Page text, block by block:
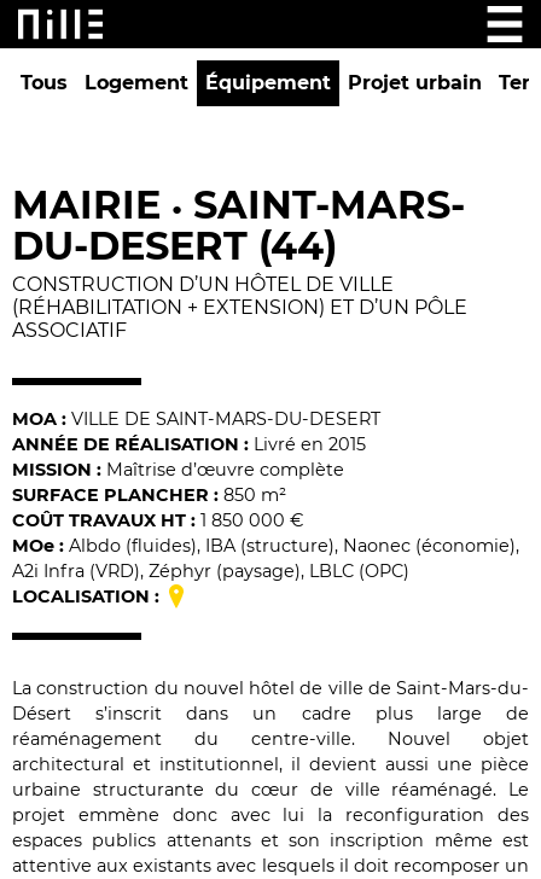
Tous Logement Équipement Projet urbain
MAIRIE • SAINT-MARS-
DU-DESERT (44)
CONSTRUCTION D’UN HÔTEL DE VILLE
(RÉHABILITATION + EXTENSION) ET D’UN PÔLE
ASSOCIATIF
MOA : VILLE DE SAINT-MARS-DU-DESERT
ANNÉE DE RÉALISATION : Livré en 2015
MISSION : Maîtrise d’œuvre complète
SURFACE PLANCHER : 850 m²
COÛT TRAVAUX HT : 1 850 000 €
MOe : Albdo (fluides), IBA (structure), Naonec (économie),
A2i Infra (VRD), Zéphyr (paysage), LBLC (OPC)
LOCALISATION :
La construction du nouvel hôtel de ville de Saint-Mars-du-
Désert s’inscrit dans un cadre plus large de
réaménagement du centre-ville. Nouvel objet
architectural et institutionnel, il devient aussi une pièce
urbaine structurante du cœur de ville réaménagé. Le
projet emmène donc avec lui la reconfiguration des
espaces publics attenants et son inscription même est
attentive aux existants avec lesquels il doit recomposer un